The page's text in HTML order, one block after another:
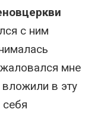
с ним
мне
в эту